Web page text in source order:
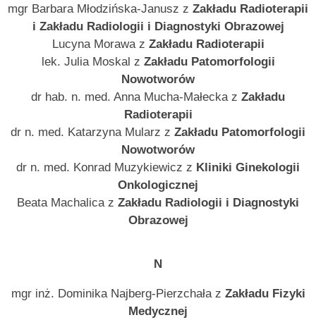
mgr Barbara Młodzińska-Janusz z Zakładu Radioterapii
i Zakładu Radiologii i Diagnostyki Obrazowej
Lucyna Morawa z Zakładu Radioterapii
lek. Julia Moskal z Zakładu Patomorfologii
Nowotworów
dr hab. n. med. Anna Mucha-Małecka z Zakładu
Radioterapii
dr n. med. Katarzyna Mularz z Zakładu Patomorfologii
Nowotworów
dr n. med. Konrad Muzykiewicz z Kliniki Ginekologii
Onkologicznej
Beata Machalica z Zakładu Radiologii i Diagnostyki
Obrazowej
N
mgr inż. Dominika Najberg-Pierzchała z Zakładu Fizyki
Medycznej